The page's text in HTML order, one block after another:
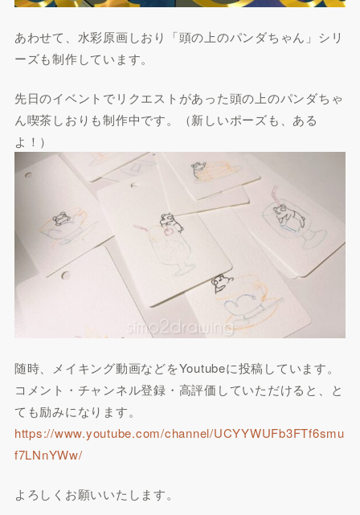
あわせて、水彩原画しおり「頭の上のパンダちゃん」シリ
ーズも制作しています。
先日のイベントでリクエストがあった頭の上のパンダちゃ
ん喫茶しおりも制作中です。（新しいポーズも、ある
よ！）
随時、メイキング動画などをYoutubeに投稿しています。
コメント・チャンネル登録・高評価していただけると、と
ても励みになります。
https://www.youtube.com/channel/UCYYWUFb3FTf6smu
f7LNnYWw/
よろしくお願いいたします。